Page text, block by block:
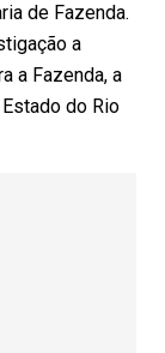
de Fazenda.
a
a Fazenda, a
do Rio